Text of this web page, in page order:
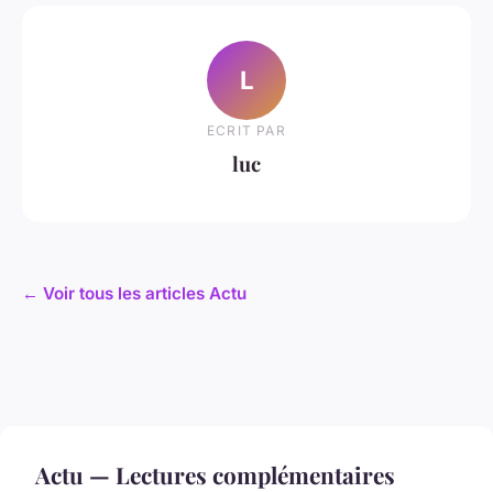
L
ECRIT PAR
luc
← Voir tous les articles Actu
Actu — Lectures complémentaires